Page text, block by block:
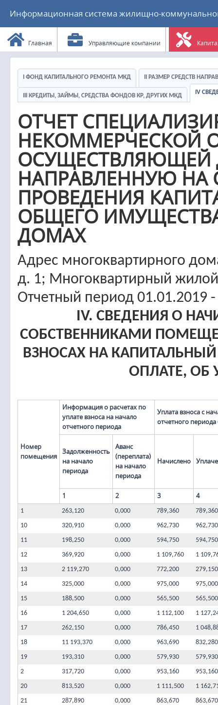
Информационная система жилищно-
Главная Управляющие компании
I ФОНД КАПИТАЛЬНОГО РЕМОНТА МКД II РАЗМЕР СРЕДСТВ
III КРЕДИТЫ, ЗАЙМЫ, СРЕДСТВА ФОНДОВ КР, ДРУГИХ МКД
IV
ОТЧЕТ
НЕКОММЕРЧЕСКОЙ
ОСУЩЕСТВЛЯЮЩЕЙ
НАПРАВЛЕННУЮ НА
ПРОВЕДЕНИЯ
ОБЩЕГО
ДОМАХ
Адрес многоквартирного
д. 1; Многоквартирный
Отчетный период 01.01.2019
IV. СВЕДЕНИЯ О
СОБСТВЕННИКАМИ
ВЗНОСАХ НА
ОПЛАТЕ, ОБ
Номер
помещения
Информация о расчетах по
уплате взноса на начало
отчетного периода
Уплата взноса с
отчетного
Задолженность
на начало
периода
Аванс
(переплата)
на начало
периода
Начислено
1 2 3 4
1 263,120 0,000 789,360
789,360
10
320,910 0,000 962,730
962,730
11
198,250 0,000 594,750
594,750
12
369,920 0,000 1 109,760
1
13
2 119,270 0,000 772,200
279,150
14
325,000 0,000 975,000
975,000
15
188,500 0,000 565,500
565,500
16
1 204,650 0,000 1 112,100
1
17
262,150 0,000 786,450
1
18
11 193,370 0,000 963,690
832,280
19
193,310 0,000 579,930
579,930
2
317,720 0,000 953,160
953,160
20
813,520 0,000 1 111,500
1
21
287,890 0,000 863,670
863,670